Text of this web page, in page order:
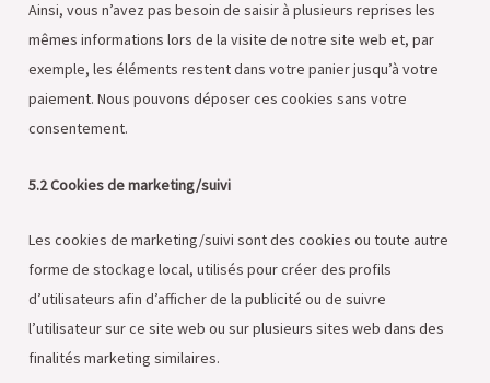
Ainsi, vous n’avez pas besoin de saisir à plusieurs reprises les
mêmes informations lors de la visite de notre site web et, par
exemple, les éléments restent dans votre panier jusqu’à votre
paiement. Nous pouvons déposer ces cookies sans votre
consentement.
5.2 Cookies de marketing/suivi
Les cookies de marketing/suivi sont des cookies ou toute autre
forme de stockage local, utilisés pour créer des profils
d’utilisateurs afin d’afficher de la publicité ou de suivre
l’utilisateur sur ce site web ou sur plusieurs sites web dans des
finalités marketing similaires.